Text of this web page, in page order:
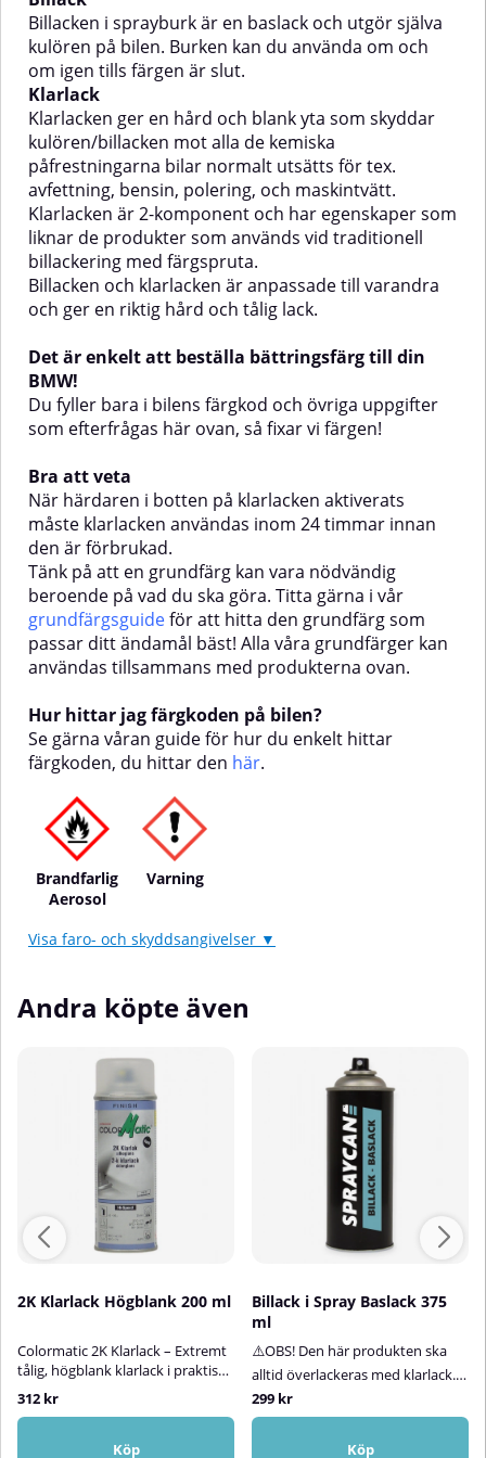
används vid traditionell
billackering med
färgspruta.Billacken och
klarlacken är anpassade till
varandra och ger en riktig hård
och tålig lack.Det är enkelt att
beställa bättringsfärg till din
MG!Du fyller bara i bilens färgkod
och övriga uppgifter som
efterfrågas här ovan, så fixar vi
färgen!Bra att vetaNär härdaren i
botten på klarlacken aktiverats
måste klarlacken användas inom
24 timmar innan den är
förbrukad.Tänk på att en
grundfärg kan vara nödvändig
Titta gärna i
vår grundfärgsguide för att hitta
den grundfärg som passar ditt
ändamål bäst! Alla våra
grundfärger kan användas
tillsammans med produkterna
bilen?Se gärna våran guide för
hur du enkelt hittar färgkoden,
du hittar den här.
används vid traditionell
billackering med
färgspruta.Billacken och
och tålig lack.Det är enkelt att
beställa bättringsfärg till din
Honda!Du fyller bara i bilens
färgkod och övriga uppgifter som
efterfrågas här ovan, så fixar vi
färgen!Bra att vetaNär härdaren i
botten på klarlacken aktiverats
måste klarlacken användas inom
24 timmar innan den är
förbrukad.Tänk på att en
grundfärg kan vara nödvändig
Titta gärna i vår grundfärgsguide
för att hitta den grundfärg som
våra grundfärger kan användas
tillsammans med produkterna
ovan.Hur hittar jag färgkoden på
du hittar den här.
Billacken i sprayburk är en baslack och utgör själva
kulören på bilen. Burken kan du använda om och
om igen tills färgen är slut.
Klarlack
Klarlacken ger en hård och blank yta som skyddar
kulören/billacken mot alla de kemiska
påfrestningarna bilar normalt utsätts för tex.
avfettning, bensin, polering, och maskintvätt.
Klarlacken är 2-komponent och har egenskaper som
liknar de produkter som används vid traditionell
billackering med färgspruta.
Billacken och klarlacken är anpassade till varandra
och ger en riktig hård och tålig lack.
Det är enkelt att beställa bättringsfärg till din
BMW!
Du fyller bara i bilens färgkod och övriga uppgifter
som efterfrågas här ovan, så fixar vi färgen!
Bra att veta
När härdaren i botten på klarlacken aktiverats
måste klarlacken användas inom 24 timmar innan
den är förbrukad.
Tänk på att en grundfärg kan vara nödvändig
beroende på vad du ska göra. Titta gärna i vår
grundfärgsguideför att hitta den grundfärg som
passar ditt ändamål bäst! Alla våra grundfärger kan
användas tillsammans med produkterna ovan.
Hur hittar jag färgkoden på bilen?
Se gärna våran guide för hur du enkelt hittar
färgkoden, du hittar den här.
Brandfarlig
Aerosol
Varning
Visa faro- och skyddsangivelser ▼
Andra köpte även
2K Klarlack Högblank 200 ml
Colormatic 2K Klarlack – Extremt
tålig, högblank klarlack i praktisk
sprayburk (200 ml)ColorMatic 2K
Klarlack är en högkvalitativ,
tvåkomponents klarlack i
sprayform, utvecklad för att ge
312 kr
Köp
Billack i Spray Baslack 375
ml
⚠️OBS! Den här produkten ska
alltid överlackeras med klarlack.
Klarlack ingår inte i
produkten.Billack på sprayburk –
solida kulörerLetar du efter rätt
299 kr
Köp